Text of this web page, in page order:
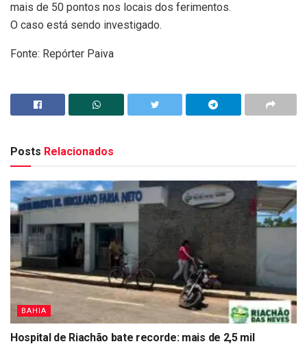
mais de 50 pontos nos locais dos ferimentos.
O caso está sendo investigado.
Fonte: Repórter Paiva
Posts Relacionados
BAHIA
Hospital de Riachão bate recorde: mais de 2,5 mil